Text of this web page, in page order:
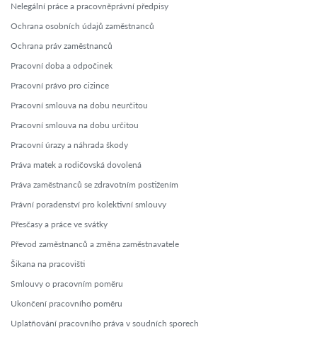
Nelegální práce a pracovněprávní předpisy
Ochrana osobních údajů zaměstnanců
Ochrana práv zaměstnanců
Pracovní doba a odpočinek
Pracovní právo pro cizince
Pracovní smlouva na dobu neurčitou
Pracovní smlouva na dobu určitou
Pracovní úrazy a náhrada škody
Práva matek a rodičovská dovolená
Práva zaměstnanců se zdravotním postižením
Právní poradenství pro kolektivní smlouvy
Přesčasy a práce ve svátky
Převod zaměstnanců a změna zaměstnavatele
Šikana na pracovišti
Smlouvy o pracovním poměru
Ukončení pracovního poměru
Uplatňování pracovního práva v soudních sporech